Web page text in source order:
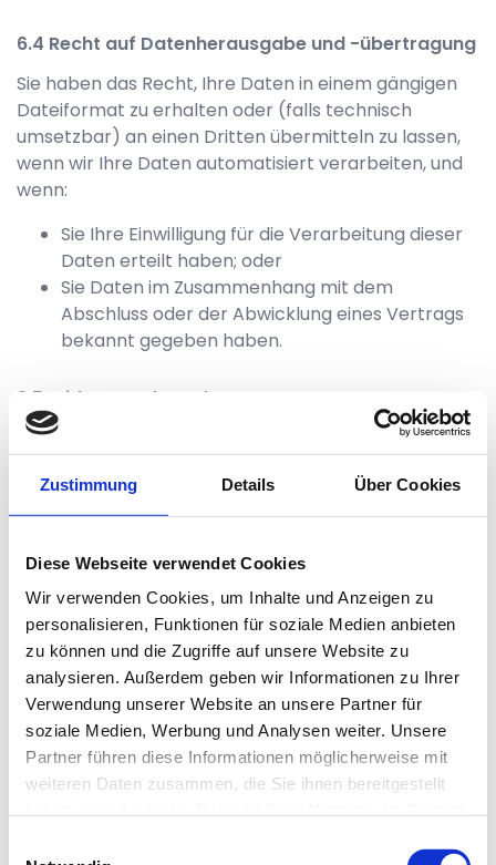
Zustimmung Details Über Cookies
Diese Webseite verwendet Cookies
Wir verwenden Cookies, um Inhalte und Anzeigen zu
personalisieren, Funktionen für soziale Medien anbieten
zu können und die Zugriffe auf unsere Website zu
analysieren. Außerdem geben wir Informationen zu Ihrer
Verwendung unserer Website an unsere Partner für
soziale Medien, Werbung und Analysen weiter. Unsere
Partner führen diese Informationen möglicherweise mit
weiteren Daten zusammen, die Sie ihnen bereitgestellt
Recht auf Datenherausgabe und -übertragung
Sie haben das Recht, Ihre Daten in einem gängigen
Dateiformat zu erhalten oder (falls technisch
umsetzbar) an einen Dritten übermitteln zu lassen,
wenn wir Ihre Daten automatisiert verarbeiten, und
wenn:
Sie Ihre Einwilligung für die Verarbeitung dieser
Daten erteilt haben; oder
Sie Daten im Zusammenhang mit dem
Abschluss oder der Abwicklung eines Vertrags
bekannt gegeben haben.
Widerspruchsrecht
Sie haben das Recht, aus Gründen, die sich aus Ihrer
Verarbeitung inkl. Profiling, die auf der Basis unserer
berechtigten Interessen erfolgt, Widerspruch
Verarbeitungen zum Zwecke der Direktwerbung.
Rechtsweg
Sind Sie von der Verarbeitung personenbezogener
Daten betroffen, haben Sie das Recht, Ihre Rechte
gerichtlich durchzusetzen oder bei der zuständigen
Aufsichtsbehörde eine Beschwerde einzureichen. Die
zuständige Aufsichtsbehörde in der Schweiz ist der